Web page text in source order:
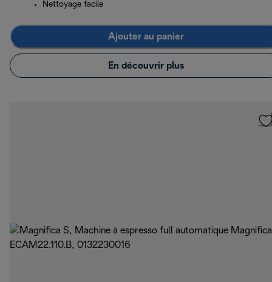
Nettoyage facile
Ajouter au panier
En découvrir plus